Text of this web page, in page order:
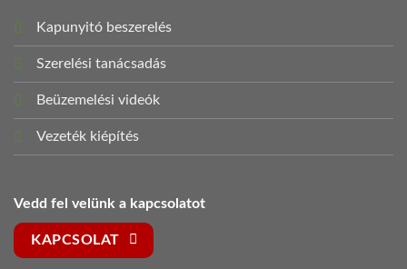
Kapunyitó beszerelés
Szerelési tanácsadás
Beüzemelési videók
Vezeték kiépítés
Vedd fel velünk a kapcsolatot
KAPCSOLAT